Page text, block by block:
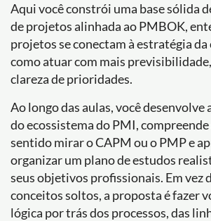
Aqui você constrói uma base sólida
de projetos alinhada ao PMBOK,
projetos se conectam à estratégia da
como atuar com mais
clareza de prioridades.
Ao longo das aulas, você desenvolve
do ecossistema do PMI,
sentido mirar o CAPM ou o PMP e
organizar um plano de estudos
seus objetivos profissionais. Em vez
conceitos soltos, a proposta é fazer
lógica por trás dos processos, das